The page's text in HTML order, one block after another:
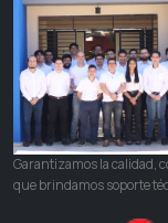
Garantizamos la calidad,
que brindamos soporte